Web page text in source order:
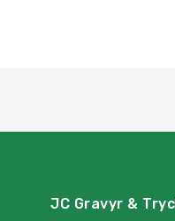
JC Gravyr &